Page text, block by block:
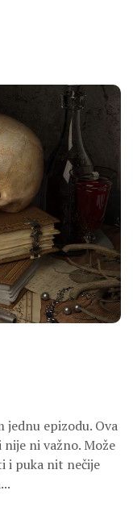
epizodu. Ova
ni važno. Može
i puka nit nečije